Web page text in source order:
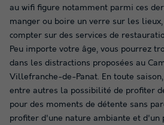
au wifi figure notamment parmi ces
manger ou boire un verre sur les
compter sur des services de
Peu importe votre âge, vous pourrez
dans les distractions proposées au
Villefranche-de-Panat. En toute
entre autres la possibilité de profiter
pour des moments de détente sans
profiter d'une nature ambiante et d'un